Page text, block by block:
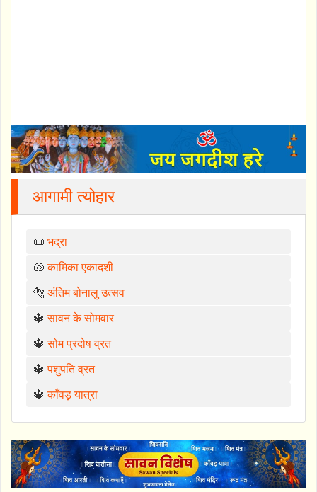
आगामी त्योहार
📜 भद्रा
🐚कामिका एकादशी
🐅 अंतिम बोनालु उत्सव
🔱सावन के सोमवार
🔱सोम प्रदोष व्रत
🔱पशुपति व्रत
🔱काँवड़ यात्रा